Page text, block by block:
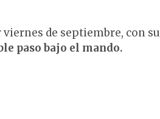
de septiembre, con su
paso bajo el mando.